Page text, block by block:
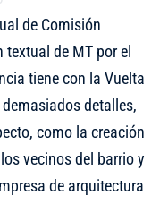
de Comisión
de MT por el
tiene con la Vuelta
detalles,
como la creación
vecinos del barrio y
de arquitectura